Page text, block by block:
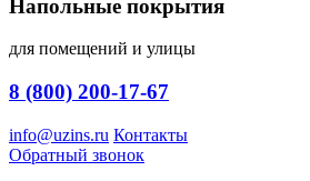
Напольные покрытия
для помещений и улицы
8 (800) 200-17-67
info@uzins.ru Контакты
Обратный звонок